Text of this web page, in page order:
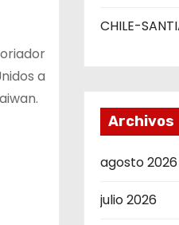
a
CHILE-
Archivos
agosto 2026
julio 2026